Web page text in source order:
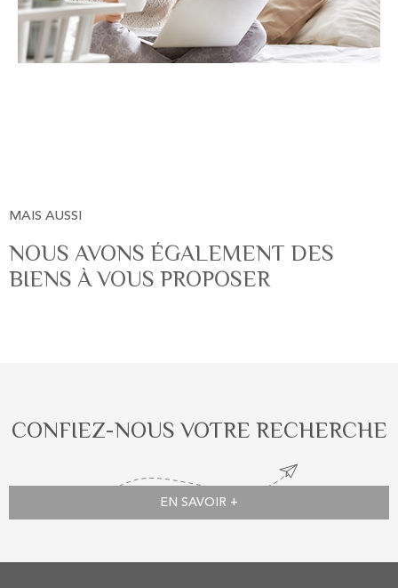
MAIS AUSSI
NOUS AVONS ÉGALEMENT DES
BIENS À VOUS PROPOSER
CONFIEZ-NOUS VOTRE RECHERCHE
EN SAVOIR +